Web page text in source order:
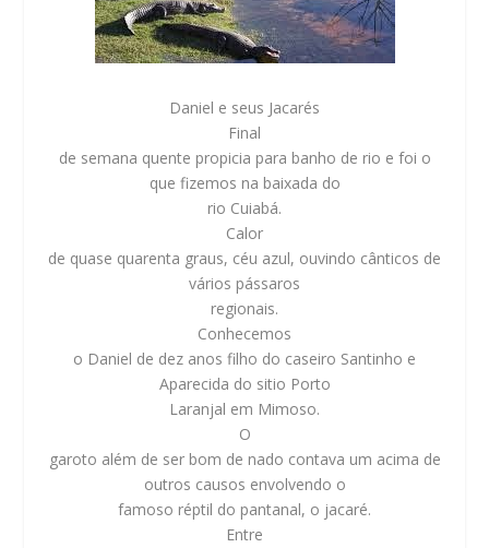
Daniel e seus Jacarés
Final
de semana quente propicia para banho de rio e foi o
que fizemos na baixada do
rio Cuiabá.
Calor
de quase quarenta graus, céu azul, ouvindo cânticos de
vários pássaros
regionais.
Conhecemos
o Daniel de dez anos filho do caseiro Santinho e
Aparecida do sitio Porto
Laranjal em Mimoso.
O
garoto além de ser bom de nado contava um acima de
outros causos envolvendo o
famoso réptil do pantanal, o jacaré.
Entre